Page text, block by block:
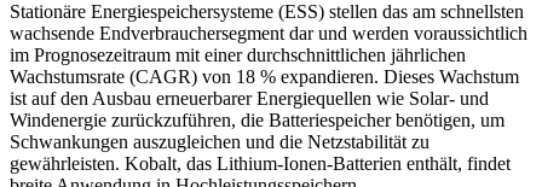
Stationäre Energiespeichersysteme (ESS) stellen das am schnellsten
wachsende Endverbrauchersegment dar und werden voraussichtlich
im Prognosezeitraum mit einer durchschnittlichen jährlichen
Wachstumsrate (CAGR) von 18 % expandieren. Dieses Wachstum
ist auf den Ausbau erneuerbarer Energiequellen wie Solar- und
Windenergie zurückzuführen, die Batteriespeicher benötigen, um
Schwankungen auszugleichen und die Netzstabilität zu
gewährleisten. Kobalt, das Lithium-Ionen-Batterien enthält, findet